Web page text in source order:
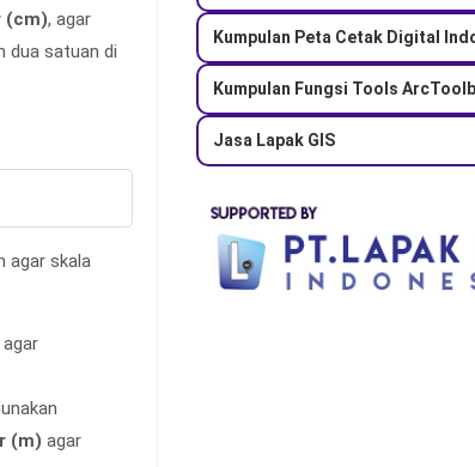
(cm), agar
dua satuan di
agar skala
agar
(m) agar
Kumpulan Peta Cetak Digital
Kumpulan Fungsi Tools
Jasa Lapak GIS